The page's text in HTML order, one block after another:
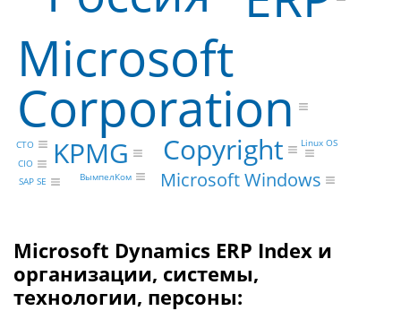
Microsoft
Corporation
KPMG Copyright
Microsoft Windows
SAP SE ВымпелКом
Linux OS
CTO
CIO
Microsoft Dynamics ERP Index и
организации, системы,
технологии, персоны: